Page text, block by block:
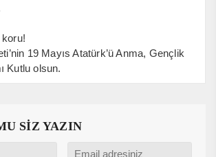
19 Mayıs Atatürk’ü Anma, Gençlik
Kutlu olsun.
SİZ YAZIN